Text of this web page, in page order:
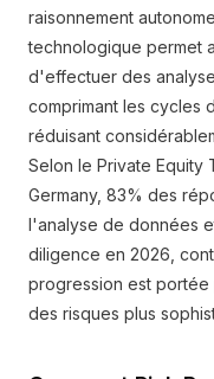
raisonnement
technologique permet
d'effectuer des
comprimant les cycles
réduisant
Selon le Private Equity
Germany, 83% des
l'analyse de données
diligence en 2026,
progression est
des risques plus